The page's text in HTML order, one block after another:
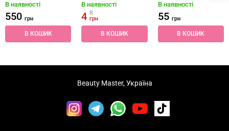
В наявності
550 грн
В КОШИК
В наявності
48
грн
В КОШИК
В наявності
55 грн
В КОШИК
Beauty Master, Україна